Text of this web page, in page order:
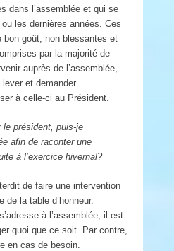
dans l’assemblée et qui se
les dernières années. Ces
bon goût, non blessantes et
par la majorité de
auprès de l’assemblée,
et demander
à celle-ci au Président.
président, puis-je
afin de raconter une
à l’exercice hivernal?
de faire une intervention
de la table d’honneur.
à l’assemblée, il est
quoi que ce soit. Par contre,
en cas de besoin.